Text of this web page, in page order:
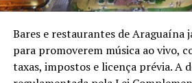
Bares e restaurantes de Araguaína
para promoverem música ao vivo,
taxas, impostos e licença prévia. A